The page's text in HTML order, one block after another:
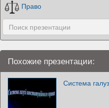
Право
Похожие презентации:
Система